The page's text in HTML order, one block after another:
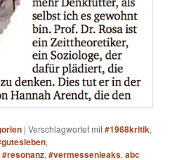
|Verschlagwortet mit#1968kritik,
,
#resonanz,#vermessenleaks,abc